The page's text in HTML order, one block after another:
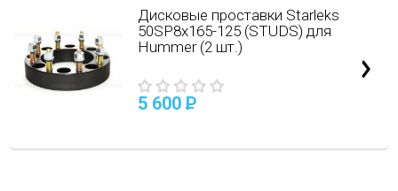
Дисковые проставки Starleks
50SP8х165-125 (STUDS) для
Hummer (2 шт.)
5 600 P